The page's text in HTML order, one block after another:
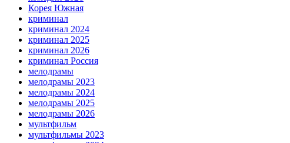
Корея Южная
криминал
криминал 2024
криминал 2025
криминал 2026
криминал Россия
мелодрамы
мелодрамы 2023
мелодрамы 2024
мелодрамы 2025
мелодрамы 2026
мультфильм
мультфильмы 2023